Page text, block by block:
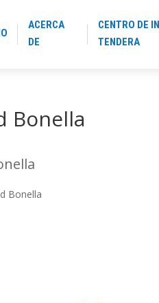
ACERCA
DE
CENTRO DE
TENDERA
Bonella
Bonella